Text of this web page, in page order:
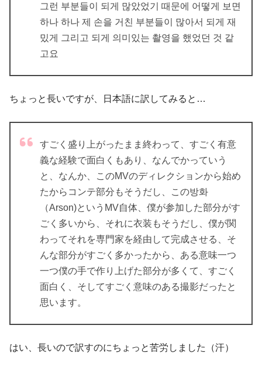
그런 부분들이 되게 많았었기 때문에 어떻게 보면
하나 하나 제 손을 거친 부분들이 많아서 되게 재
밌게 그리고 되게 의미있는 촬영을 했었던 것 같
고요
ちょっと長いですが、日本語に訳してみると…
すごく盛り上がったまま終わって、すごく有意
義な経験で面白くもあり、なんでかっていう
と、なんか、このMVのディレクションから始め
たからコンテ部分もそうだし、この방화
（Arson)というMV自体、僕が参加した部分がす
ごく多いから、それに衣装もそうだし、僕が関
わってそれを専門家を経由して完成させる、そ
んな部分がすごく多かったから、ある意味一つ
一つ僕の手で作り上げた部分が多くて、すごく
面白く、そしてすごく意味のある撮影だったと
思います。
はい、長いので訳すのにちょっと苦労しました（汗）